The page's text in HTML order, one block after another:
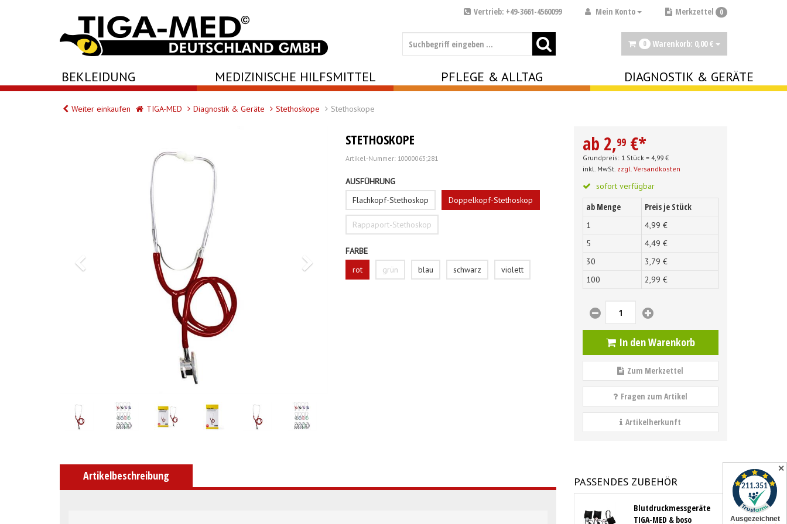
✕
Merkzettel 0
Mein Konto
Vertrieb: +49-3661-4560099
0 Warenkorb: 0,00 €
BEKLEIDUNG MEDIZINISCHE HILFSMITTEL PFLEGE & ALLTAG DIAGNOSTIK & GERÄTE
Weiter einkaufen TIGA-MED Diagnostik & Geräte Stethoskope Stethoskope
STETHOSKOPE
Artikel-Nummer: 10000063;281
AUSFÜHRUNG
Flachkopf-Stethoskop
Doppelkopf-Stethoskop
Rappaport-Stethoskop
FARBE
rot
grün blau schwarz violett
ab 2,99 €*
Grundpreis: 1 Stück = 4,99 €
inkl. MwSt. zzgl. Versandkosten
sofort verfügbar
ab Menge Preis je Stück
1 4,99 €
5
4,49 €
30
3,79 €
100
2,99 €
In den Warenkorb
Zum Merkzettel
Fragen zum Artikel
Artikelherkunft
Artikelbeschreibung PASSENDES ZUBEHÖR
Blutdruckmessgeräte
TIGA-MED & boso